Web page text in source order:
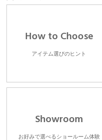
How to Choose
アイテム選びのヒント
Showroom
お好みで選べるショールーム体験